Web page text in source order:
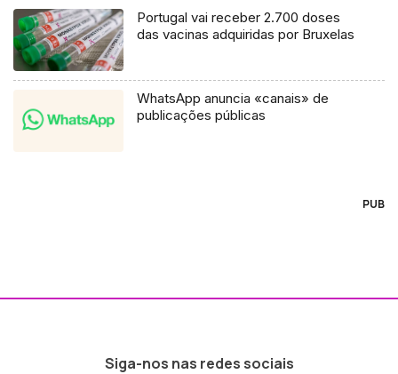
Portugal vai receber 2.700 doses
das vacinas adquiridas por Bruxelas
WhatsApp anuncia «canais» de
publicações públicas
PUB
Siga-nos nas redes sociais